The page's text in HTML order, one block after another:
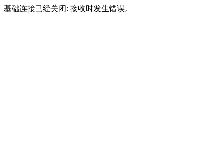
基础连接已经关闭: 接收时发生错误。